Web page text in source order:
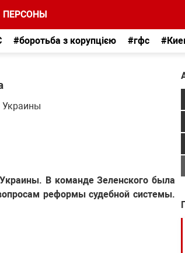
ПЕРСОНЫ
#боротьба з корупцією #гфс
Украины
В команде Зеленского была
реформы судебной системы.